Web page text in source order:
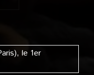
le 1er